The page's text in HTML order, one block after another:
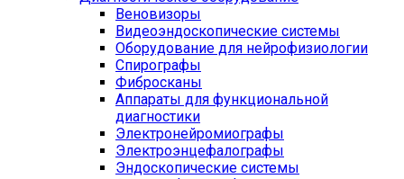
Веновизоры
Видеоэндоскопические системы
Оборудование для нейрофизиологии
Спирографы
Фибросканы
Аппараты для функциональной
диагностики
Электронейромиографы
Электроэнцефалографы
Эндоскопические системы